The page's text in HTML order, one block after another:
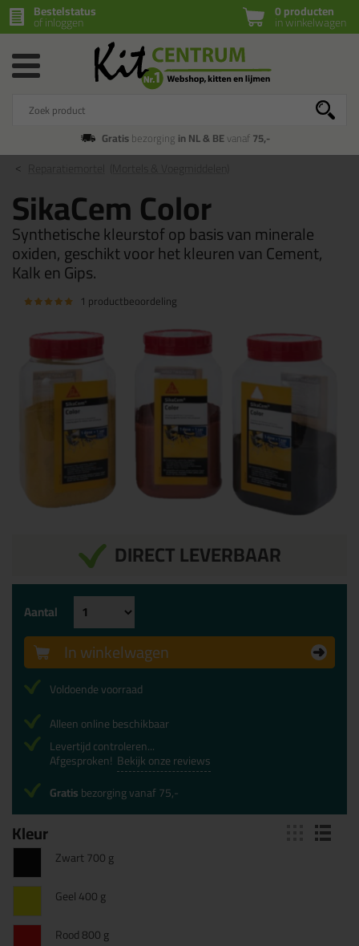
0 producten
in winkelwagen
Bestelstatus
of inloggen
Gratisbezorging in NL & BEvanaf75,-
SikaCem Color
Synthetische kleurstof op basis van minerale
oxiden, geschikt voor het kleuren van Cement,
Kalk en Gips.
1 productbeoordeling
DIRECT LEVERBAAR
Kleur
Zwart 700 g
Geel 400 g
Rood 800 g
Aantal
In winkelwagen
Voldoende voorraad
Alleen online beschikbaar
Levertijd controleren...
Afgesproken! Bekijk onze reviews
Gratisbezorging vanaf 75,-